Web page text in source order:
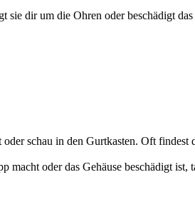
dir um die Ohren oder beschädigt
schau in den Gurtkasten. Oft
oder das Gehäuse beschädigt